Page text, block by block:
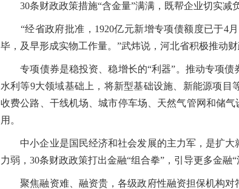
30条财政政策措施“含金量”满满，既帮企业切实减
“经省政府批准，1920亿元新增专项债额度已于4月
毕，及早形成实物工作量。”武炜说，河北省积极推动
专项债券是稳投资、稳增长的“利器”。推动专项债
水利等9大领域基础上，将新型基础设施、新能源项目
收费公路、干线机场、城市停车场、天然气管网和储
用。
中小企业是国民经济和社会发展的主力军，是扩大
力弱，30条财政政策打出金融“组合拳”，引导更多金融
聚焦融资难、融资贵，各级政府性融资担保机构对